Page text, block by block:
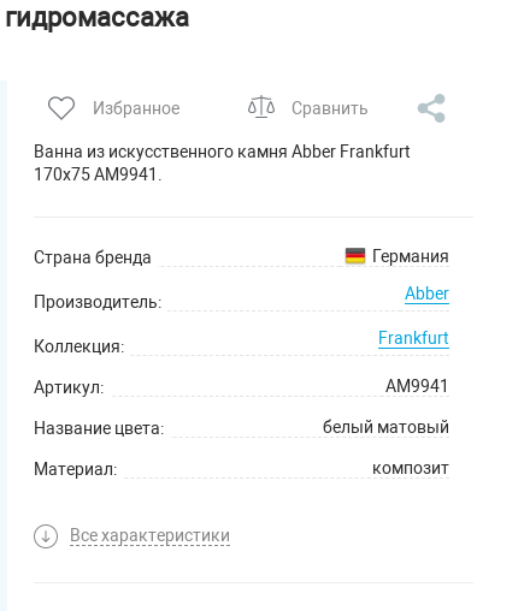
гидромассажа
Избранное Сравнить
Ванна из искусственного камня Abber Frankfurt
170x75 AM9941.
Страна бренда Германия
Производитель: Abber
Коллекция: Frankfurt
Артикул: AM9941
Название цвета: белый матовый
Материал: композит
Все характеристики